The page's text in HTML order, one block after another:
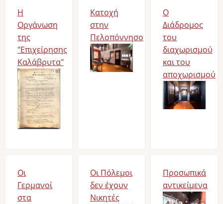
Η
Οργάνωση
της
"Επιχείρησης
Καλάβρυτα"
Image
Κατοχή
στην
Πελοπόννησο
Image
Ο
Διάδρομος
του
διαχωρισμού
και του
αποχωρισμού
Image
Οι
Γερμανοί
στα
Οι Πόλεμοι
δεν έχουν
Νικητές
Προσωπικά
αντικείμενα
Image